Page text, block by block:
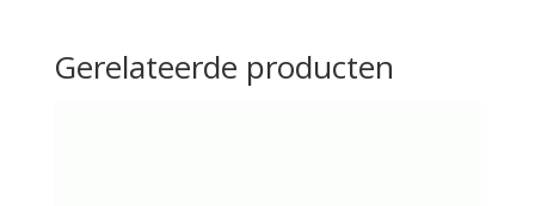
Gerelateerde producten